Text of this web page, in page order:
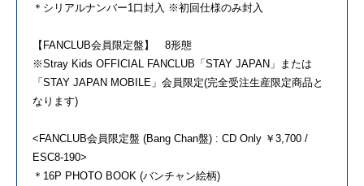
＊シリアルナンバー1口封入 ※初回仕様のみ封入
【FANCLUB会員限定盤】 8形態
※Stray Kids OFFICIAL FANCLUB「STAY JAPAN」または
「STAY JAPAN MOBILE」会員限定(完全受注生産限定商品と
なります)
<FANCLUB会員限定盤 (Bang Chan盤) : CD Only ￥3,700 /
ESC8-190>
＊16P PHOTO BOOK (バンチャン絵柄)